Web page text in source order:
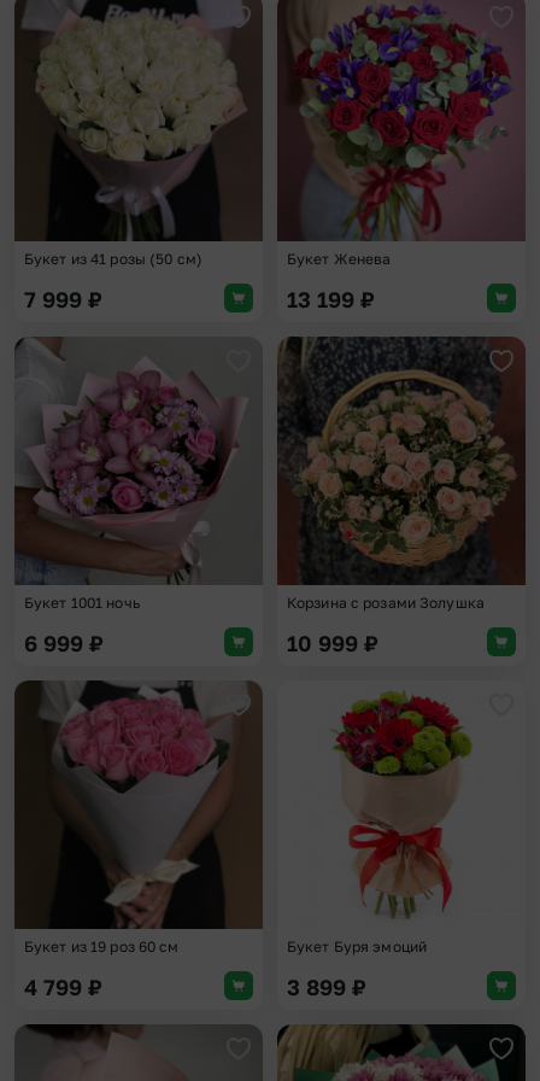
Добавить в избранное
Букет из 41 розы (50 см)
7 999 ₽
Букет Женева
13 199 ₽
Добавить в избранное
Букет 1001 ночь
6 999 ₽
Корзина с розами Золушка
10 999 ₽
Добавить в избранное
Букет из 19 роз 60 см
4 799 ₽
Букет Буря эмоций
3 899 ₽
Добавить в избранное